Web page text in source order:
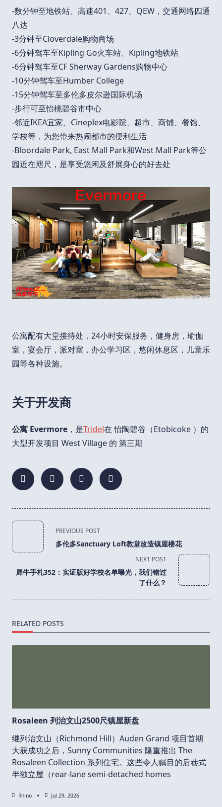
-数分钟至地铁站、高速401、427、QEW，交通网络四通
八达
-3分钟至Cloverdale购物商场
-6分钟驾车至Kipling Go火车站、Kipling地铁站
-6分钟驾车至CF Sherway Gardens购物中心
-10分钟驾车至Humber College
-15分钟驾车至多伦多皮尔逊国际机场
-步行可至怡桃碧谷市中心
-邻近IKEA宜家、Cineplex电影院、超市、商铺、餐馆、
学校等，为您带来热闹都市的便利生活
-Bloordale Park, East Mall Park和West Mall Park等公
园近在咫尺，是享受悠闲及舒展身心的好去处
公寓配有大堂接待处，24小时安保服务，健身房，瑜伽
室，宴会厅，派对室，办公学习区，悠闲休息区，儿童乐
园等各种设施。
关于开发商
公寓 Evermore ，是Tridel在 怡陶碧谷（Etobicoke ）的
大型开发项目 West Village 的 第三期
<span
class="nav-
subtitle
reader-
PREVIOUS POST
多伦多Sanctuary Loft教堂改造镇屋楼花
NEXT POST
犀牛手札352：实证版好学校名单曝光，我们错过
了什么？
RELATED POSTS
Rosaleen 列治文山2500尺镇屋新盘
继列治文山（Richmond Hill）Auden Grand 项目首期
大获成功之后，Sunny Communities 隆重推出 The
Rosaleen Collection 系列住宅。这些令人瞩目的后巷式
半独立屋（rear-lane semi-detached homes
Rhino Jul 29, 2026